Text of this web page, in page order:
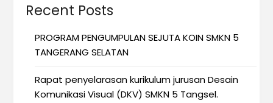
Recent Posts
PROGRAM PENGUMPULAN SEJUTA KOIN SMKN 5
TANGERANG SELATAN
Rapat penyelarasan kurikulum jurusan Desain
Komunikasi Visual (DKV) SMKN 5 Tangsel.